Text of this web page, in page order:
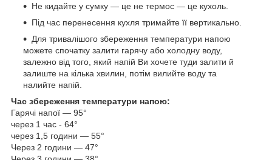
Не кидайте у сумку — це не термос — це кухоль.
Під час перенесення кухля тримайте її вертикально.
Для тривалішого збереження температури напою
можете спочатку залити гарячу або холодну воду,
залежно від того, який напій Ви хочете туди залити й
залиште на кілька хвилин, потім вилийте воду та
налийте напій.
Час збереження температури напою:
Гарячі напої — 95°
через 1 час - 64°
через 1,5 години — 55°
Через 2 години — 47°